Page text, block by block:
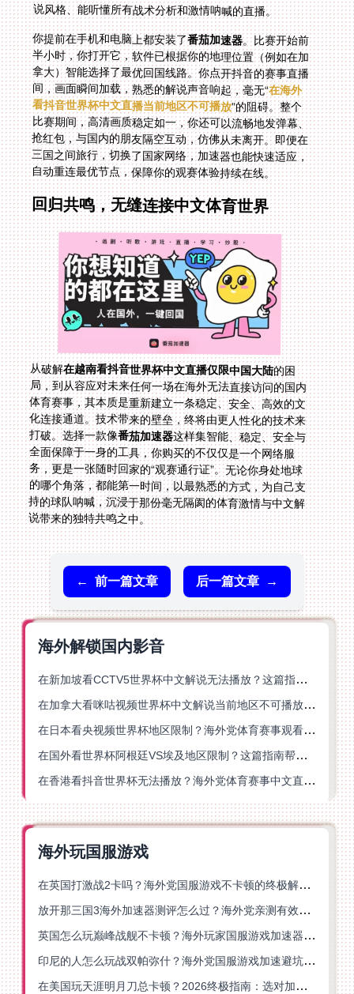
说风格、能听懂所有战术分析和激情呐喊的直播。
你提前在手机和电脑上都安装了番茄加速器。比赛开始前
半小时，你打开它，软件已根据你的地理位置（例如在加
拿大）智能选择了最优回国线路。你点开抖音的赛事直播
间，画面瞬间加载，熟悉的解说声音响起，毫无“在海外
看抖音世界杯中文直播当前地区不可播放”的阻碍。整个
比赛期间，高清画质稳定如一，你还可以流畅地发弹幕、
抢红包，与国内的朋友隔空互动，仿佛从未离开。即便在
三国之间旅行，切换了国家网络，加速器也能快速适应，
自动重连最优节点，保障你的观赛体验持续在线。
回归共鸣，无缝连接中文体育世界
从破解在越南看抖音世界杯中文直播仅限中国大陆的困
局，到从容应对未来任何一场在海外无法直接访问的国内
体育赛事，其本质是重新建立一条稳定、安全、高效的文
化连接通道。技术带来的壁垒，终将由更人性化的技术来
打破。选择一款像番茄加速器这样集智能、稳定、安全与
全面保障于一身的工具，你购买的不仅仅是一个网络服
务，更是一张随时回家的“观赛通行证”。无论你身处地球
的哪个角落，都能第一时间，以最熟悉的方式，为自己支
持的球队呐喊，沉浸于那份毫无隔阂的体育激情与中文解
说带来的独特共鸣之中。
← 前一篇文章 后一篇文章 →
海外解锁国内影音
在新加坡看CCTV5世界杯中文解说无法播放？这篇指南帮你解锁海外体育直播自由
在加拿大看咪咕视频世界杯中文解说当前地区不可播放？这篇指南帮你一键解决
在日本看央视频世界杯地区限制？海外党体育赛事观看终极指南
在国外看世界杯阿根廷VS埃及地区限制？这篇指南帮你搞定中文直播+解说
在香港看抖音世界杯无法播放？海外党体育赛事中文直播终极指南
海外玩国服游戏
在英国打激战2卡吗？海外党国服游戏不卡顿的终极解决方案
放开那三国3海外加速器测评怎么过？海外党亲测有效的国服游戏加速指南
英国怎么玩巅峰战舰不卡顿？海外玩家国服游戏加速器终极指南
印尼的人怎么玩战双帕弥什？海外党国服游戏加速避坑指南
在美国玩天涯明月刀总卡顿？2026终极指南：选对加速器让你丝滑连招